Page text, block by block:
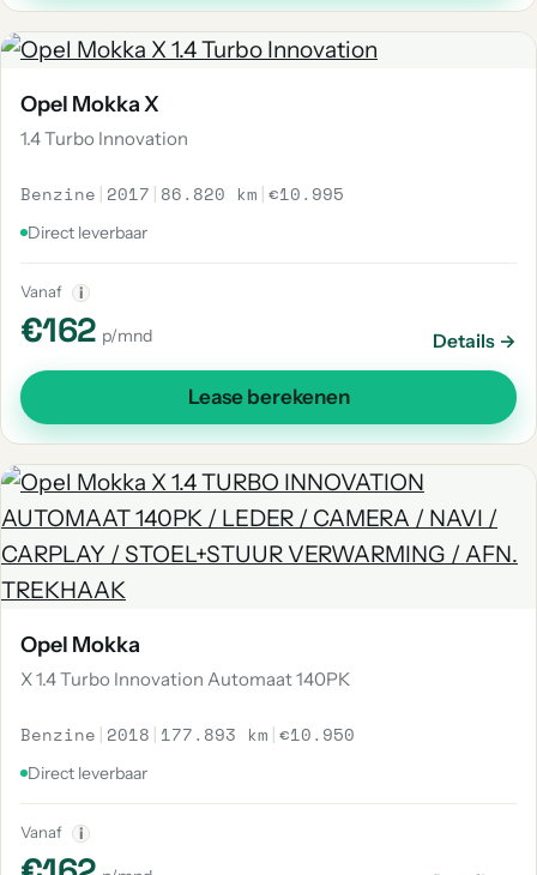
Opel Mokka X
1.4 Turbo Innovation
Benzine | 2017 | 86.820 km |€10.995
Direct leverbaar
Vanaf i
€162 p/mnd Details →
Lease berekenen
Opel Mokka
X 1.4 Turbo Innovation Automaat 140PK
Benzine | 2018 | 177.893 km |€10.950
Direct leverbaar
Vanaf i